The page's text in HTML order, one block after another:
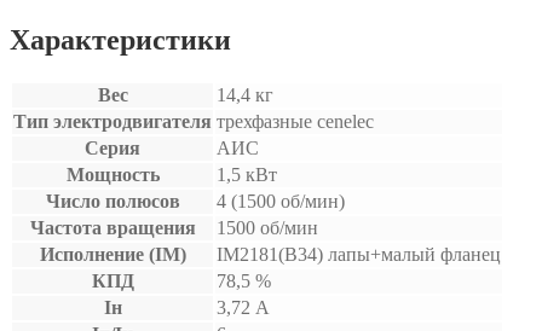
Характеристики
Вес
14,4 кг
Тип электродвигателя трехфазные cenelec
Серия
АИС
Мощность
1,5 кВт
Число полюсов
4 (1500 об/мин)
Частота вращения
1500 об/мин
Исполнение (IM)
IM2181(B34) лапы+малый фланец
КПД
78,5 %
Iн
3,72 А